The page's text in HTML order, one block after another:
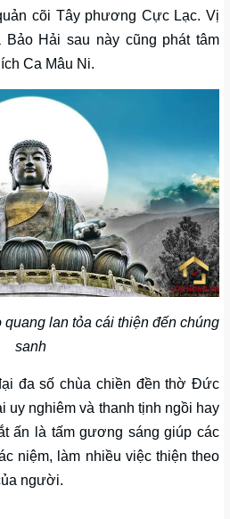
cõi Tây phương Cực Lạc. Vị
Hải sau này cũng phát tâm
Ca Mâu Ni.
lan tỏa cái thiện đến chúng
sanh
đa số chùa chiền đền thờ Đức
uy nghiêm và thanh tịnh ngồi hay
ấn là tấm gương sáng giúp các
niệm, làm nhiều việc thiện theo
người.